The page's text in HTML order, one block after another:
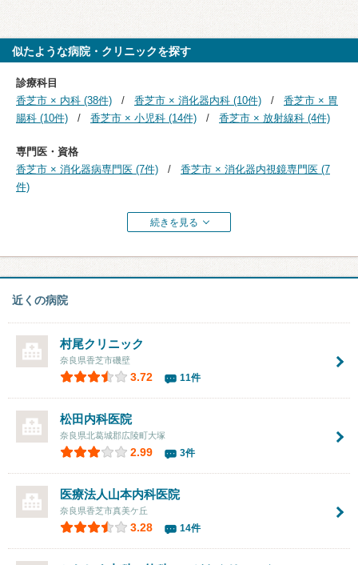
似たような病院・クリニックを探す
診療科目
香芝市 × 内科 (38件)
香芝市 × 消化器内科 (10件)
香芝市 × 胃
腸科 (10件)
香芝市 × 小児科 (14件) 香芝市 × 放射線科 (4件)
専門医・資格
香芝市 × 消化器病専門医 (7件)
香芝市 × 消化器内視鏡専門医 (7
件)
続きを見る
近くの病院
村尾クリニック
奈良県香芝市磯壁
3.72 11件
松田内科医院
奈良県北葛城郡広陵町大塚
2.99 3件
医療法人山本内科医院
奈良県香芝市真美ケ丘
3.28 14件